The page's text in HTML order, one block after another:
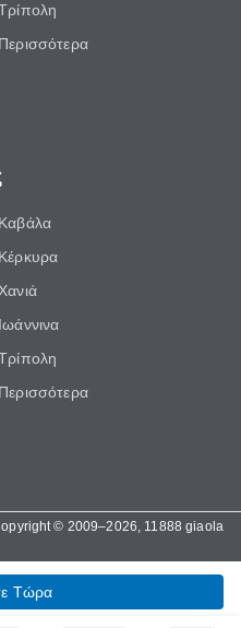
Τώρα
Περισσότερα
Καβάλα
Κέρκυρα
Χανιά
Ιωάννινα
Περισσότερα
© 2009–2026, 11888 giaola